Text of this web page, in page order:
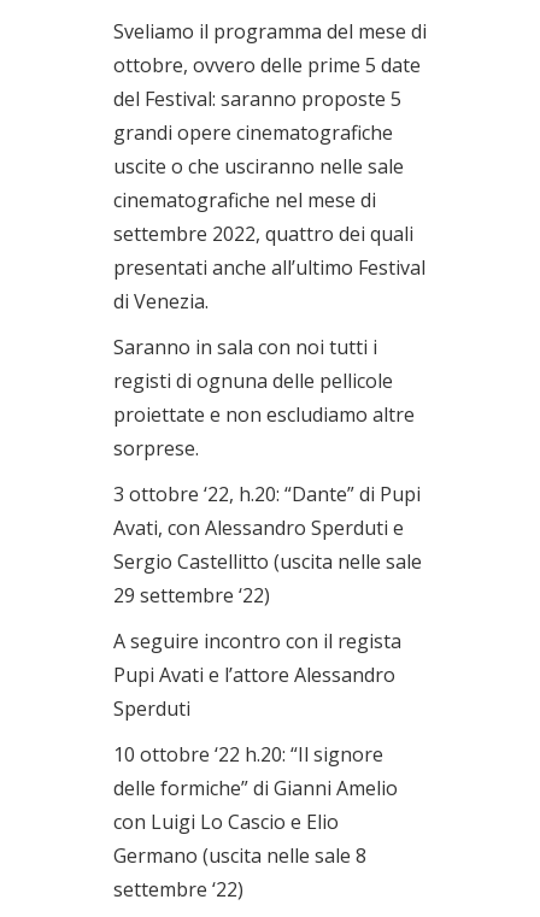
Sveliamo il programma del mese di
ottobre, ovvero delle prime 5 date
del Festival: saranno proposte 5
grandi opere cinematografiche
uscite o che usciranno nelle sale
cinematografiche nel mese di
settembre 2022, quattro dei quali
presentati anche all’ultimo Festival
di Venezia.
Saranno in sala con noi tutti i
registi di ognuna delle pellicole
proiettate e non escludiamo altre
sorprese.
3 ottobre ‘22, h.20: “Dante” di Pupi
Avati, con Alessandro Sperduti e
Sergio Castellitto (uscita nelle sale
29 settembre ‘22)
A seguire incontro con il regista
Pupi Avati e l’attore Alessandro
Sperduti
10 ottobre ‘22 h.20: “Il signore
delle formiche” di Gianni Amelio
con Luigi Lo Cascio e Elio
Germano (uscita nelle sale 8
settembre ‘22)